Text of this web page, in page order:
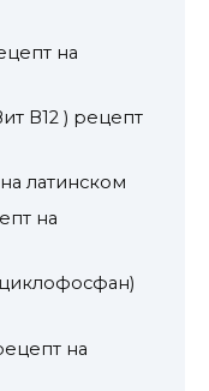
на
В12 ) рецепт
латинском
на
на